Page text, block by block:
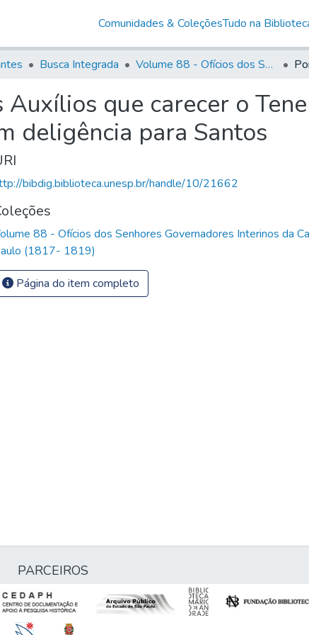
Comunidades & ColeçõesTudo na
Busca Integrada Volume 88 - Ofícios dos Senhores Governadores Interinos da Capitania de São Paulo (1817- 1819)
que carecer o
deligência para Santos
bibdig.biblioteca.unesp.br/handle/10/21662
88 - Ofícios dos Senhores Governadores Interinos da
(1817- 1819)
Página do item completo
PARCEIROS